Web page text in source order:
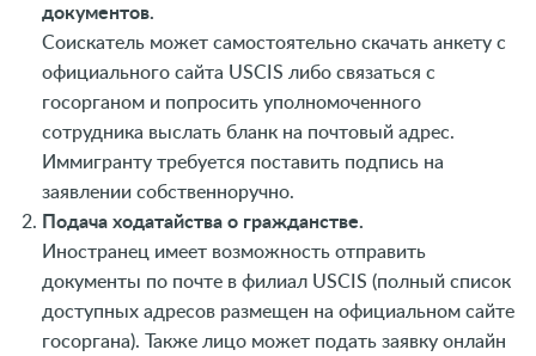
документов.
Соискатель может самостоятельно скачать анкету с
официального сайта USCIS либо связаться с
госорганом и попросить уполномоченного
сотрудника выслать бланк на почтовый адрес.
Иммигранту требуется поставить подпись на
заявлении собственноручно.
Подача ходатайства о гражданстве.
Иностранец имеет возможность отправить
документы по почте в филиал USCIS (полный список
доступных адресов размещен на официальном сайте
госоргана). Также лицо может подать заявку онлайн